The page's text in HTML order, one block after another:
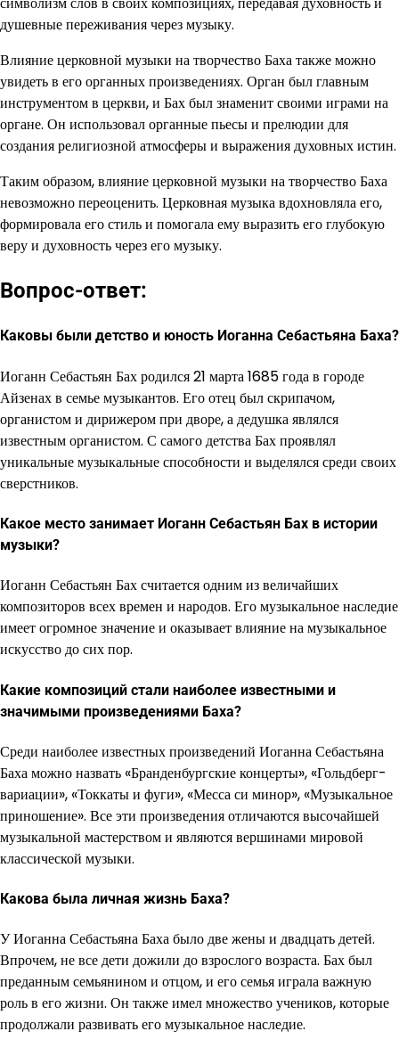
душевные переживания через музыку.
Влияние церковной музыки на творчество Баха также можно
увидеть в его органных произведениях. Орган был главным
инструментом в церкви, и Бах был знаменит своими играми на
органе. Он использовал органные пьесы и прелюдии для
создания религиозной атмосферы и выражения духовных истин.
Таким образом, влияние церковной музыки на творчество Баха
невозможно переоценить. Церковная музыка вдохновляла его,
формировала его стиль и помогала ему выразить его глубокую
веру и духовность через его музыку.
Вопрос-ответ:
Каковы были детство и юность Иоганна Себастьяна Баха?
Иоганн Себастьян Бах родился 21 марта 1685 года в городе
Айзенах в семье музыкантов. Его отец был скрипачом,
органистом и дирижером при дворе, а дедушка являлся
известным органистом. С самого детства Бах проявлял
уникальные музыкальные способности и выделялся среди своих
сверстников.
Какое место занимает Иоганн Себастьян Бах в истории
музыки?
Иоганн Себастьян Бах считается одним из величайших
композиторов всех времен и народов. Его музыкальное наследие
имеет огромное значение и оказывает влияние на музыкальное
искусство до сих пор.
Какие композиций стали наиболее известными и
значимыми произведениями Баха?
Среди наиболее известных произведений Иоганна Себастьяна
Баха можно назвать «Бранденбургские концерты», «Гольдберг-
вариации», «Токкаты и фуги», «Месса си минор», «Музыкальное
приношение». Все эти произведения отличаются высочайшей
музыкальной мастерством и являются вершинами мировой
классической музыки.
Какова была личная жизнь Баха?
У Иоганна Себастьяна Баха было две жены и двадцать детей.
Впрочем, не все дети дожили до взрослого возраста. Бах был
преданным семьянином и отцом, и его семья играла важную
роль в его жизни. Он также имел множество учеников, которые
продолжали развивать его музыкальное наследие.